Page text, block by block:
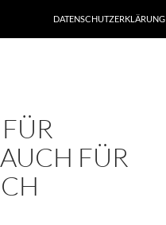
DATENSCHUTZERKLÄRUNG
FÜR